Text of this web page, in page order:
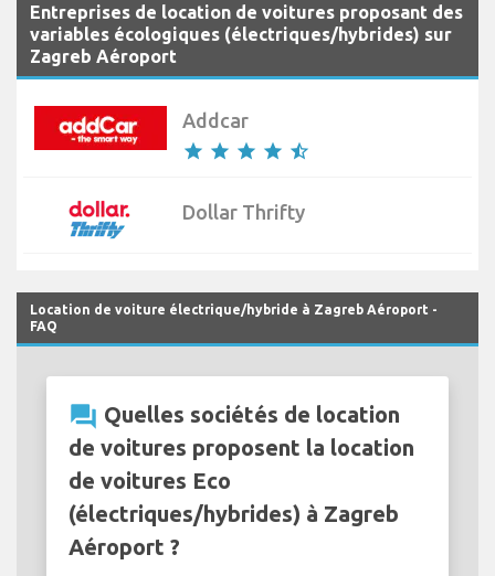
Entreprises de location de voitures proposant des
variables écologiques (électriques/hybrides) sur
Zagreb Aéroport
Addcar
star star star star star_half
Dollar Thrifty
Location de voiture électrique/hybride à Zagreb Aéroport -
FAQ
question_answer Quelles sociétés de location
de voitures proposent la location
de voitures Eco
(électriques/hybrides) à Zagreb
Aéroport ?